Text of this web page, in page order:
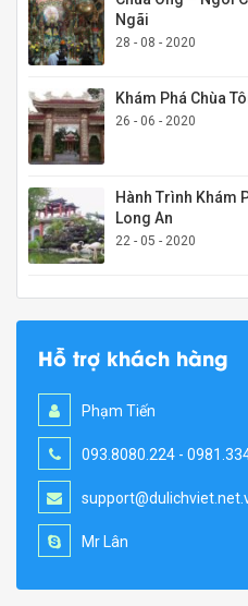
Ngãi
28 - 08 - 2020
Khám Phá Chùa
26 - 06 - 2020
Hành Trình Khám
Long An
22 - 05 - 2020
Hỗ trợ khách hàng
Phạm Tiến
093.8080.224 -
Mr Lân